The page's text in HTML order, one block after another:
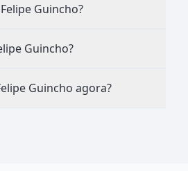
Guincho?
Guincho?
Guincho agora?